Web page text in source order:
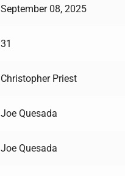
September 08, 2025
31
Christopher Priest
Joe Quesada
Joe Quesada